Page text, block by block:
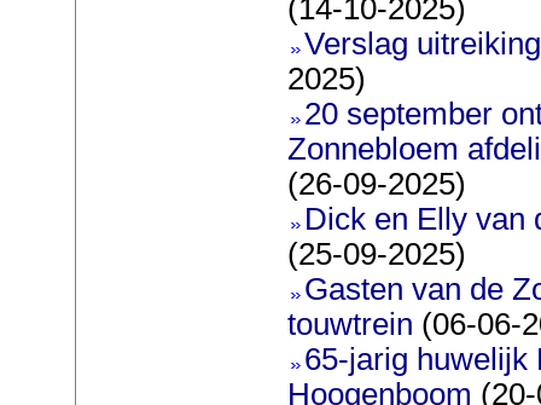
(14-10-2025)
Verslag
2025)
20 september
Zonnebloem
(26-09-2025)
Dick en Elly van
(25-09-2025)
Gasten van de
touwtrein (06-06-
65-jarig huwelijk
Hoogenboom